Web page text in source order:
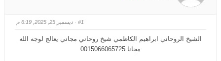
#1 · ديسمبر 25, 2025, 6:19 م
الشيخ الروحاني ابراهيم الكاظمي شيخ روحاني مجاني يعالج لوجه الله
مجانا 0015066065725